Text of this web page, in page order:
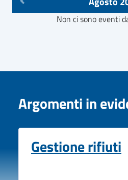
Non ci sono eventi
Argomenti in
Gestione rifiuti